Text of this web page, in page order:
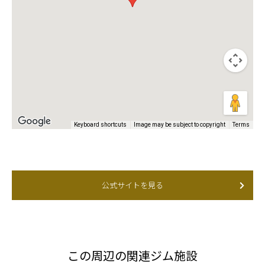
Keyboard shortcuts Image may be subject to copyright Terms
公式サイトを見る
この周辺の関連ジム施設